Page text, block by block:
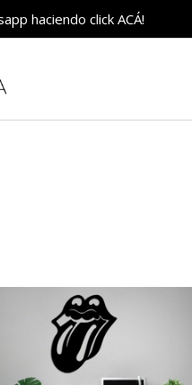
haciendo click ACÁ!